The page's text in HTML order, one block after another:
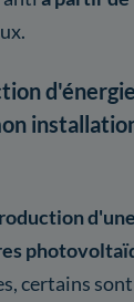
certains